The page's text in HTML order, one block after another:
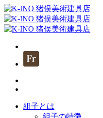
組子とは
組子の特徴